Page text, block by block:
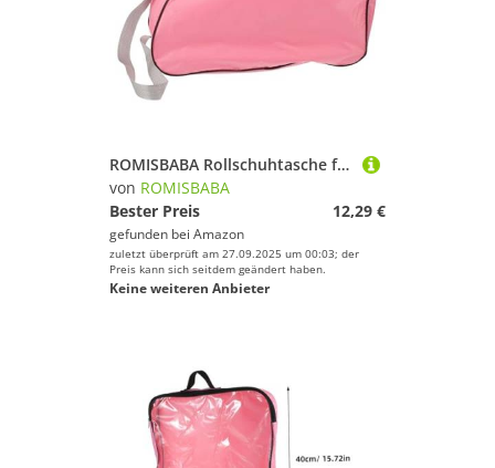
ROMISBABA Rollschuhtasche für Mädchen Tragbare Roller Skates Tasche aus Langlebigem Material Stylisch und Wasserabweisend für Inline und Rollschuhe zur Einfachen Aufbewahrung und Transport
von ROMISBABA
Bester Preis
12,29 €
gefunden bei Amazon
zuletzt überprüft am 27.09.2025 um 00:03; der
Preis kann sich seitdem geändert haben.
Keine weiteren Anbieter